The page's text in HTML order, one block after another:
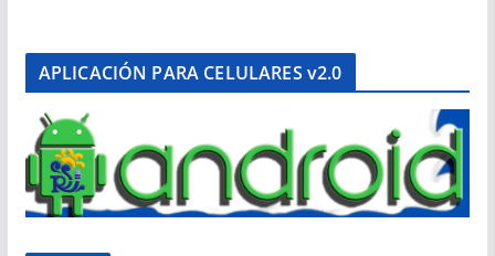
APLICACIÓN PARA CELULARES v2.0